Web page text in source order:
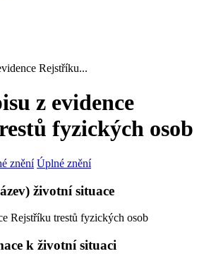
Rejstříku...
z evidence
fyzických osob
znění Úplné znění
životní situace
Rejstříku trestů fyzických osob
k životní situaci